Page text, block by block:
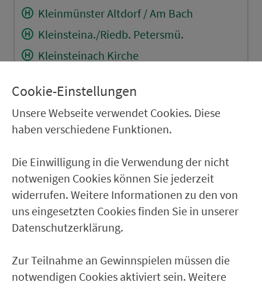
Kleinmünster Altdorf / Am Bach
Kleinsteina./Riedb. Petersmü.
Kleinsteinach Kirche
Aidhausen Schule
Kreuzthal Am Dorfplatz
Hofheim Verbandsschule
RÜCKFAHRT
Aidhausen Schule
Hofheim Verbandsschule
Hofheim Alter Bahnhof
Cookie-Einstellungen
Unsere Webseite verwendet Cookies. Diese
haben verschiedene Funktionen.
Die Einwilligung in die Verwendung der nicht
notwenigen Cookies können Sie jederzeit
widerrufen. Weitere Informationen zu den von
uns eingesetzten Cookies finden Sie in unserer
Datenschutzerklärung.
Zur Teilnahme an Gewinnspielen müssen die
notwendigen Cookies aktiviert sein. Weitere